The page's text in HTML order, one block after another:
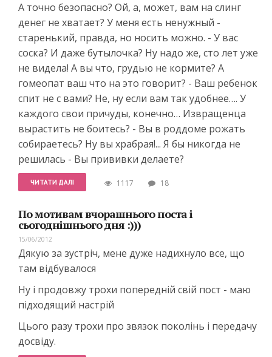
А точно безопасно? Ой, а, может, вам на слинг
денег не хватает? У меня есть ненужный -
старенький, правда, но носить можно. - У вас
соска? И даже бутылочка? Ну надо же, сто лет уже
не видела! А вы что, грудью не кормите? А
гомеопат ваш что на это говорит? - Ваш ребенок
спит не с вами? Не, ну если вам так удобнее…. У
каждого свои причуды, конечно… Извращенца
вырастить не боитесь? - Вы в роддоме рожать
собираетесь? Ну вы храбрая!... Я бы никогда не
решилась - Вы прививки делаете?
ЧИТАТИ ДАЛІ 1117 18
По мотивам вчорашнього поста і
сьогоднішнього дня :)))
15/06/2012
Дякую за зустріч, мене дуже надихнуло все, що
там відбувалося
Ну і продовжу трохи попередній свій пост - маю
підходящий настрій
Цього разу трохи про звязок поколінь і передачу
досвіду.